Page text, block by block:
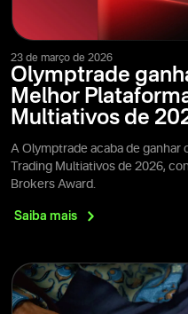
23 de março de 2026
Olymptrade
Melhor
Multiativos de
A Olymptrade acaba de ganhar
Trading Multiativos de 2026,
Brokers Award.
Saiba mais